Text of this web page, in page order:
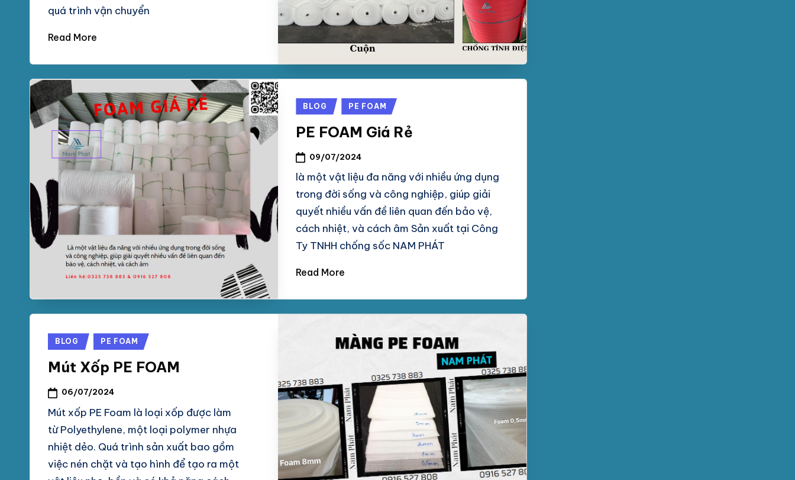
quá trình vận chuyển
Read More
Posted
BLOG PE FOAM
PE FOAM Giá Rẻ
09/07/2024
là một vật liệu đa năng với nhiều ứng dụng
trong đời sống và công nghiệp, giúp giải
quyết nhiều vấn đề liên quan đến bảo vệ,
cách nhiệt, và cách âm Sản xuất tại Công
Ty TNHH chống sốc NAM PHÁT
Read More
Posted
BLOG PE FOAM
Mút Xốp PE FOAM
06/07/2024
Mút xốp PE Foam là loại xốp được làm
từ Polyethylene, một loại polymer nhựa
nhiệt dẻo. Quá trình sản xuất bao gồm
việc nén chặt và tạo hình để tạo ra một